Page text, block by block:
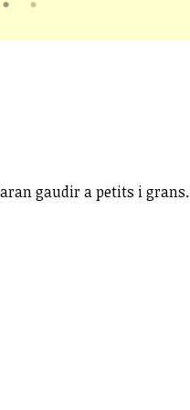
gaudir a petits i grans.